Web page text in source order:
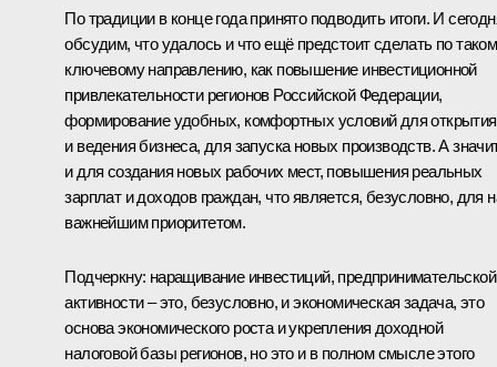
По традиции в конце года принято подводить итоги. И
обсудим, что удалось и что ещё предстоит сделать по
ключевому направлению, как повышение инвестиционной
привлекательности регионов Российской Федерации,
формирование удобных, комфортных условий для открытия
и ведения бизнеса, для запуска новых производств. А
и для создания новых рабочих мест, повышения реальных
зарплат и доходов граждан, что является, безусловно, для
важнейшим приоритетом.
Подчеркну: наращивание инвестиций, предпринимательской
активности – это, безусловно, и экономическая задача, это
основа экономического роста и укрепления доходной
налоговой базы регионов, но это и в полном смысле этого